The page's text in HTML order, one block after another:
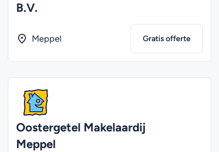
B.V.
Meppel Gratis offerte
Oostergetel Makelaardij
Meppel